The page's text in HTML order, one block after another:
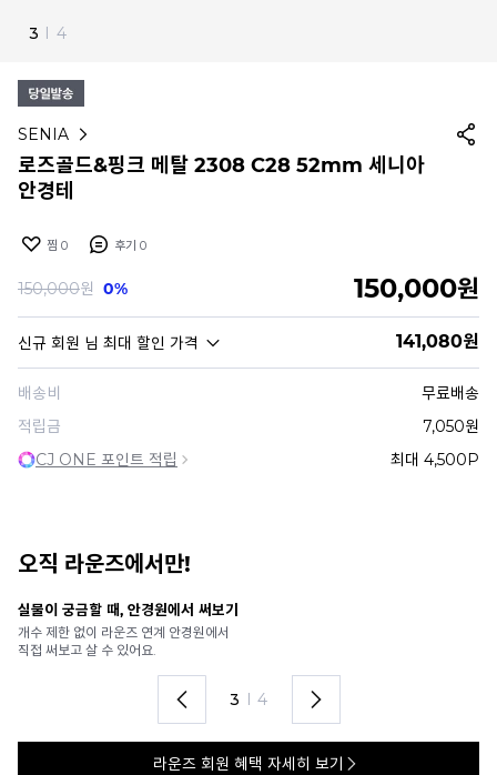
4 I 4
SENIA
로즈골드&핑크 메탈 2308 C28 52mm 세니아
안경테
찜 0 후기 0
150,000원 0% 150,000원
신규 회원 님 최대 할인 가격 141,080원
배송비
무료배송
적립금
7,050원
CJ ONE 포인트 적립
최대 4,500P
오직 라운즈에서만!
안경 렌즈 맞춤까지 한 번에
가까운 안경원으로 배송받아
렌즈 맞춤부터 피팅까지 편하게!
4 I 4
라운즈 회원 혜택 자세히 보기